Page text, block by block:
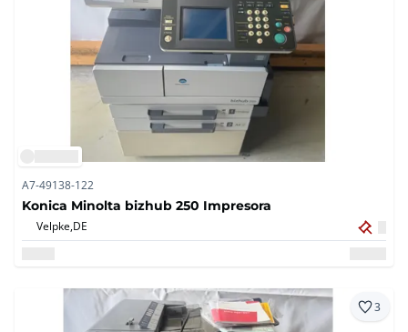
A7-49138-122
Konica Minolta bizhub 250 Impresora
Velpke,DE
3